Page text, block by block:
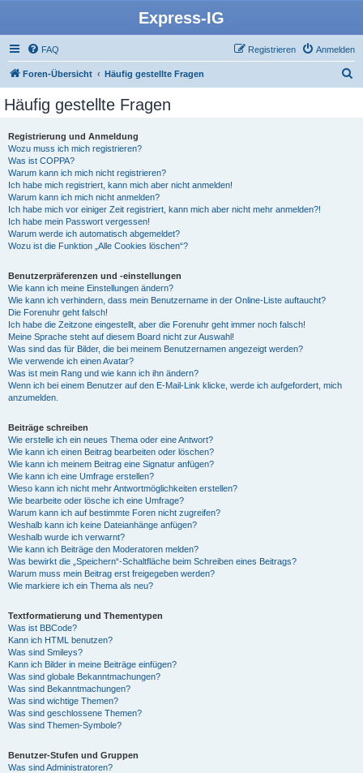
Express-IG
FAQ Anmelden
Registrieren
Foren-Übersicht Häufig gestellte Fragen
Häufig gestellte Fragen
Registrierung und Anmeldung
Wozu muss ich mich registrieren?
Was ist COPPA?
Warum kann ich mich nicht registrieren?
Ich habe mich registriert, kann mich aber nicht anmelden!
Warum kann ich mich nicht anmelden?
Ich habe mich vor einiger Zeit registriert, kann mich aber nicht mehr anmelden?!
Ich habe mein Passwort vergessen!
Warum werde ich automatisch abgemeldet?
Wozu ist die Funktion „Alle Cookies löschen“?
Benutzerpräferenzen und -einstellungen
Wie kann ich meine Einstellungen ändern?
Wie kann ich verhindern, dass mein Benutzername in der Online-Liste auftaucht?
Die Forenuhr geht falsch!
Ich habe die Zeitzone eingestellt, aber die Forenuhr geht immer noch falsch!
Meine Sprache steht auf diesem Board nicht zur Auswahl!
Was sind das für Bilder, die bei meinem Benutzernamen angezeigt werden?
Wie verwende ich einen Avatar?
Was ist mein Rang und wie kann ich ihn ändern?
Wenn ich bei einem Benutzer auf den E-Mail-Link klicke, werde ich aufgefordert, mich
anzumelden.
Beiträge schreiben
Wie erstelle ich ein neues Thema oder eine Antwort?
Wie kann ich einen Beitrag bearbeiten oder löschen?
Wie kann ich meinem Beitrag eine Signatur anfügen?
Wie kann ich eine Umfrage erstellen?
Wieso kann ich nicht mehr Antwortmöglichkeiten erstellen?
Wie bearbeite oder lösche ich eine Umfrage?
Warum kann ich auf bestimmte Foren nicht zugreifen?
Weshalb kann ich keine Dateianhänge anfügen?
Weshalb wurde ich verwarnt?
Wie kann ich Beiträge den Moderatoren melden?
Was bewirkt die „Speichern“-Schaltfläche beim Schreiben eines Beitrags?
Warum muss mein Beitrag erst freigegeben werden?
Wie markiere ich ein Thema als neu?
Textformatierung und Thementypen
Was ist BBCode?
Kann ich HTML benutzen?
Was sind Smileys?
Kann ich Bilder in meine Beiträge einfügen?
Was sind globale Bekanntmachungen?
Was sind Bekanntmachungen?
Was sind wichtige Themen?
Was sind geschlossene Themen?
Was sind Themen-Symbole?
Benutzer-Stufen und Gruppen
Was sind Administratoren?